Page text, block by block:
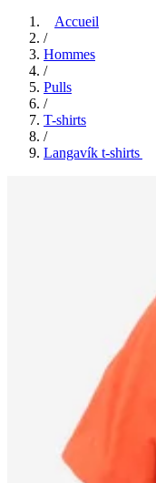
Accueil
/
Hommes
/
Pulls
/
T-shirts
/
Langavík t-shirts